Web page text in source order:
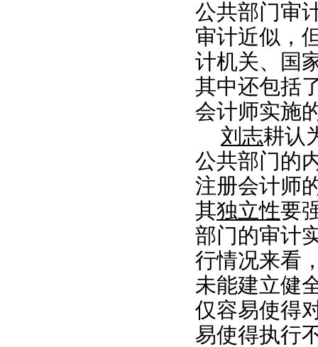
公共部门审
审计近似，
计机关、国
其中还包括
会计师实施
刘志耕认
公共部门的
注册会计师
其独立性要
部门的审计
行情况来看
未能建立健
仅容易使得
易使得执行